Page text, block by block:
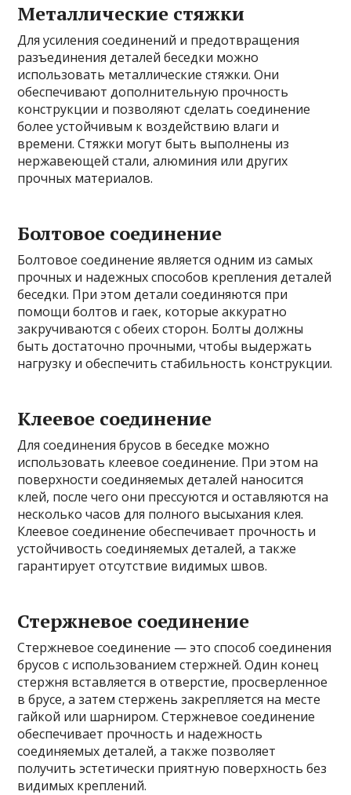
Металлические стяжки
Для усиления соединений и предотвращения
разъединения деталей беседки можно
использовать металлические стяжки. Они
обеспечивают дополнительную прочность
конструкции и позволяют сделать соединение
более устойчивым к воздействию влаги и
времени. Стяжки могут быть выполнены из
нержавеющей стали, алюминия или других
прочных материалов.
Болтовое соединение
Болтовое соединение является одним из самых
прочных и надежных способов крепления деталей
беседки. При этом детали соединяются при
помощи болтов и гаек, которые аккуратно
закручиваются с обеих сторон. Болты должны
быть достаточно прочными, чтобы выдержать
нагрузку и обеспечить стабильность конструкции.
Клеевое соединение
Для соединения брусов в беседке можно
использовать клеевое соединение. При этом на
поверхности соединяемых деталей наносится
клей, после чего они прессуются и оставляются на
несколько часов для полного высыхания клея.
Клеевое соединение обеспечивает прочность и
устойчивость соединяемых деталей, а также
гарантирует отсутствие видимых швов.
Стержневое соединение
Стержневое соединение — это способ соединения
брусов с использованием стержней. Один конец
стержня вставляется в отверстие, просверленное
в брусе, а затем стержень закрепляется на месте
гайкой или шарниром. Стержневое соединение
обеспечивает прочность и надежность
соединяемых деталей, а также позволяет
получить эстетически приятную поверхность без
видимых креплений.